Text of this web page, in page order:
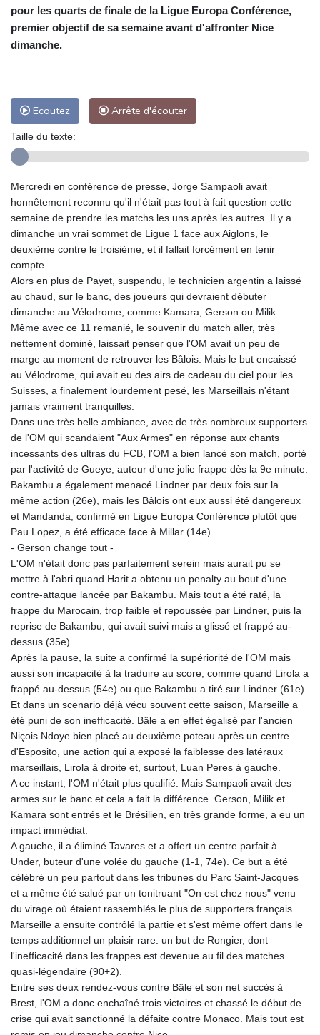
pour les quarts de finale de la Ligue Europa Conférence,
premier objectif de sa semaine avant d'affronter Nice
dimanche.
Ecoutez Arrête d'écouter
Taille du texte:
Mercredi en conférence de presse, Jorge Sampaoli avait
honnêtement reconnu qu'il n'était pas tout à fait question cette
semaine de prendre les matchs les uns après les autres. Il y a
dimanche un vrai sommet de Ligue 1 face aux Aiglons, le
deuxième contre le troisième, et il fallait forcément en tenir
compte.
Alors en plus de Payet, suspendu, le technicien argentin a laissé
au chaud, sur le banc, des joueurs qui devraient débuter
dimanche au Vélodrome, comme Kamara, Gerson ou Milik.
Même avec ce 11 remanié, le souvenir du match aller, très
nettement dominé, laissait penser que l'OM avait un peu de
marge au moment de retrouver les Bâlois. Mais le but encaissé
au Vélodrome, qui avait eu des airs de cadeau du ciel pour les
Suisses, a finalement lourdement pesé, les Marseillais n'étant
jamais vraiment tranquilles.
Dans une très belle ambiance, avec de très nombreux supporters
de l'OM qui scandaient "Aux Armes" en réponse aux chants
incessants des ultras du FCB, l'OM a bien lancé son match, porté
par l'activité de Gueye, auteur d'une jolie frappe dès la 9e minute.
Bakambu a également menacé Lindner par deux fois sur la
même action (26e), mais les Bâlois ont eux aussi été dangereux
et Mandanda, confirmé en Ligue Europa Conférence plutôt que
Pau Lopez, a été efficace face à Millar (14e).
- Gerson change tout -
L'OM n'était donc pas parfaitement serein mais aurait pu se
mettre à l'abri quand Harit a obtenu un penalty au bout d'une
contre-attaque lancée par Bakambu. Mais tout a été raté, la
frappe du Marocain, trop faible et repoussée par Lindner, puis la
reprise de Bakambu, qui avait suivi mais a glissé et frappé au-
dessus (35e).
Après la pause, la suite a confirmé la supériorité de l'OM mais
aussi son incapacité à la traduire au score, comme quand Lirola a
frappé au-dessus (54e) ou que Bakambu a tiré sur Lindner (61e).
Et dans un scenario déjà vécu souvent cette saison, Marseille a
été puni de son inefficacité. Bâle a en effet égalisé par l'ancien
Niçois Ndoye bien placé au deuxième poteau après un centre
d'Esposito, une action qui a exposé la faiblesse des latéraux
marseillais, Lirola à droite et, surtout, Luan Peres à gauche.
A ce instant, l'OM n'était plus qualifié. Mais Sampaoli avait des
armes sur le banc et cela a fait la différence. Gerson, Milik et
Kamara sont entrés et le Brésilien, en très grande forme, a eu un
impact immédiat.
A gauche, il a éliminé Tavares et a offert un centre parfait à
Under, buteur d'une volée du gauche (1-1, 74e). Ce but a été
célébré un peu partout dans les tribunes du Parc Saint-Jacques
et a même été salué par un tonitruant "On est chez nous" venu
du virage où étaient rassemblés le plus de supporters français.
Marseille a ensuite contrôlé la partie et s'est même offert dans le
temps additionnel un plaisir rare: un but de Rongier, dont
l'inefficacité dans les frappes est devenue au fil des matches
quasi-légendaire (90+2).
Entre ses deux rendez-vous contre Bâle et son net succès à
Brest, l'OM a donc enchaîné trois victoires et chassé le début de
crise qui avait sanctionné la défaite contre Monaco. Mais tout est